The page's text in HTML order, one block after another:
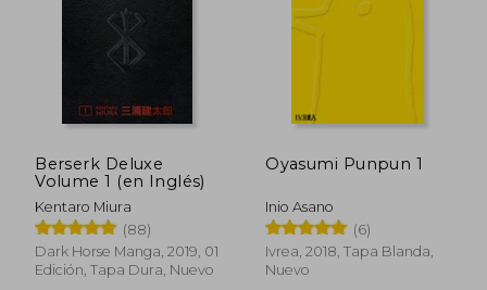
45%
dcto.
Berserk Deluxe
Volume 1 (en Inglés)
Kentaro Miura
(88)
Dark Horse Manga, 2019, 01
Edición, Tapa Dura, Nuevo
Oyasumi Punpun 1
Inio Asano
(6)
Ivrea, 2018, Tapa Blanda,
Nuevo